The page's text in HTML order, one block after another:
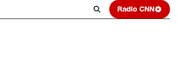
Radio CNN